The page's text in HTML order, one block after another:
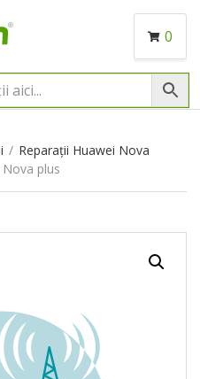
0
/ Reparații Huawei Nova
plus